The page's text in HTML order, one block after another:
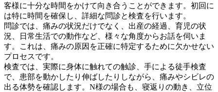
客様に十分な時間をかけて向き合うことができます。初回に
は特に時間を確保し、詳細な問診と検査を行います。
問診では、痛みの状況だけでなく、出産の経過、育児の状
況、日常生活での動作など、様々な角度からお話を伺いま
す。これは、痛みの原因を正確に特定するために欠かせない
プロセスです。
検査では、実際に身体に触れての触診、手による徒手検査
で、患部を動かしたり伸ばしたりしながら、痛みやシビレの
出る体勢を確認します。N様の場合も、寝返りの動き、立位